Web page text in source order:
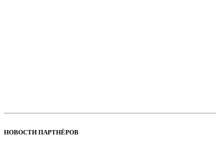
НОВОСТИ ПАРТНЁРОВ